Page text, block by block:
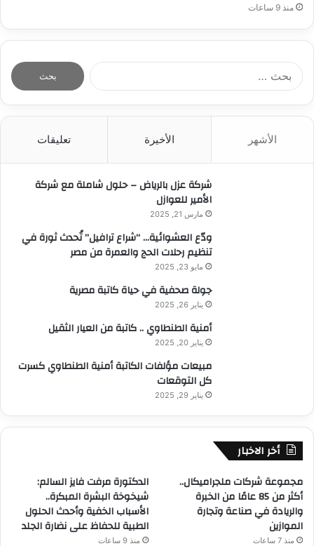
منذ 9 ساعات
الأشهر الأخيرة تعليقات
شركة عزل بالرياض – حلول شاملة مع شركة
الأمير للعوازل
مارس 21, 2025
ودّع العشوائية… “شراع ترافيل” تُحدث ثورة في
تنظيم رحلات الحج والعمرة من مصر
مايو 23, 2025
جولة صحفية في حياة كاتبة مصرية
يناير 26, 2025
أمنية الطنطاوي .. كاتبة من العيار الثقيل
يناير 20, 2025
مبيعات مؤلفات الكاتبة أمنية الطنطاوي كسرت
كل التوقعات
يناير 29, 2025
أخر الاخبار
مجموعة شركات ملجراميكال..
أكثر من 85 عامًا من الخبرة
والريادة في صناعة وتجارة
الموازين
منذ 7 ساعات
الدكتورة مرفت فايز السالم:
شيخوخة البشرة المبكرة..
الأسباب الخفية وأحدث الحلول
الطبية للحفاظ على نضارة الجلد
منذ 9 ساعات